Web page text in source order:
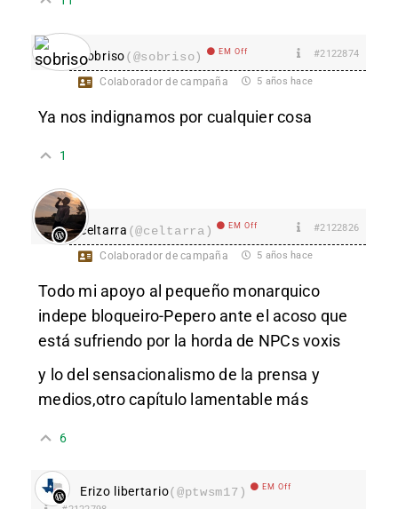
sobriso(@sobriso) EM Off #2122874
Colaborador de campaña 5 años hace
Ya nos indignamos por cualquier cosa
1
celtarra (@celtarra) EM Off #2122826
Colaborador de campaña 5 años hace
Todo mi apoyo al pequeño monarquico
indepe bloqueiro-Pepero ante el acoso que
está sufriendo por la horda de NPCs voxis
y lo del sensacionalismo de la prensa y
medios,otro capítulo lamentable más
6
Erizo libertario(@ptwsm17) EM Off